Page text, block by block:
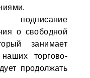
о свободной
занимает
торгово-
продолжать